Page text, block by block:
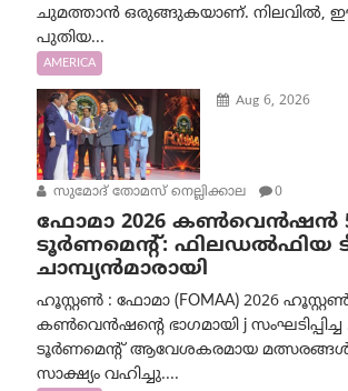
ചുമത്താൻ ഒരുങ്ങുകയാണ്. നിലവിൽ,
പുതിയ...
AMERICA
Aug 6, 2026
സുമോദ് തോമസ് നെല്ലിക്കാല 0
ഫോമാ 2026 കൺവെൻഷൻ
ടൂർണമെന്റ്: ഫിലഡൽഫിയ
ചാമ്പ്യൻമാരായി
ഹൂസ്റ്റൺ : ഫോമാ (FOMAA) 2026
കൺവെൻഷന്റെ ഭാഗമായി j സംഘടിപ്പിച്ച
ടൂർണമെന്റ് ആവേശകരമായ
സാക്ഷ്യം വഹിച്ചു....